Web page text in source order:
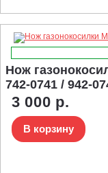
Нож
742-0741 / 942-
3 000 р.
В корзину